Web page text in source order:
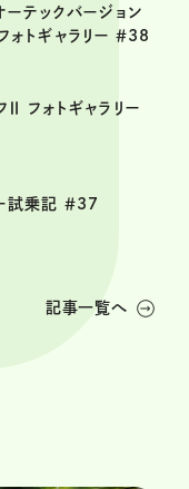
テックバージョン
トギャラリー ＃38
Ⅱ フォトギャラリー
試乗記 ＃37
記事一覧へ